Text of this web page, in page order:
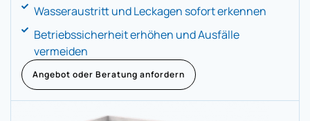
Wasseraustritt und Leckagen sofort erkennen
Betriebssicherheit erhöhen und Ausfälle
vermeiden
Angebot oder Beratung anfordern